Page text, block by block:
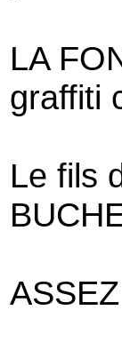
LA
graffiti
Le fils